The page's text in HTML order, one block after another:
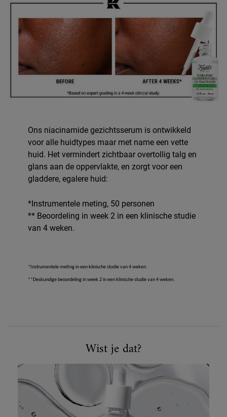
Ons niacinamide gezichtsserum is ontwikkeld
voor alle huidtypes maar met name een vette
huid. Het vermindert zichtbaar overtollig talg en
glans aan de oppervlakte, en zorgt voor een
gladdere, egalere huid:
*Instrumentele meting, 50 personen
** Beoordeling in week 2 in een klinische studie
van 4 weken.
*Instrumentele meting in een klinische studie van 4 weken.
**Deskundige beoordeling in week 2 in een klinische studie van 4 weken.
Wist je dat?